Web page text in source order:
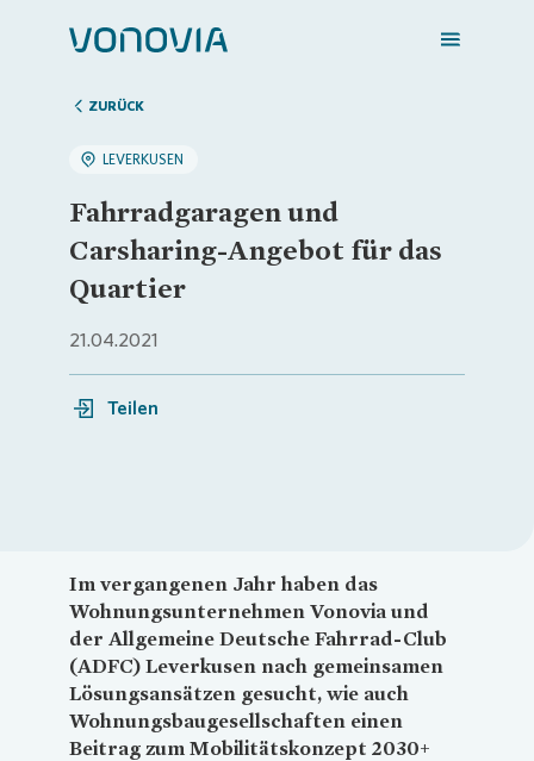
Zuhause finden
Mein Zuhause
Meine Stadt
ZURÜCK
LEVERKUSEN
Fahrradgaragen und
Carsharing-Angebot für das
Quartier
21.04.2021
Teilen
Im vergangenen Jahr haben das
Wohnungsunternehmen Vonovia und
der Allgemeine Deutsche Fahrrad-Club
(ADFC) Leverkusen nach gemeinsamen
Lösungsansätzen gesucht, wie auch
Wohnungsbaugesellschaften einen
Beitrag zum Mobilitätskonzept 2030+